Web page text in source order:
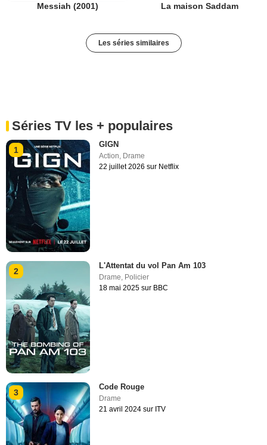
Messiah (2001) La maison Saddam
Les séries similaires
Séries TV les + populaires
1
GIGN
Action Drame
22 juillet 2026 sur Netflix
2
L'Attentat du vol Pan Am 103
Drame, Policier
18 mai 2025 sur BBC
3
Code Rouge
Drame
21 avril 2024 sur ITV